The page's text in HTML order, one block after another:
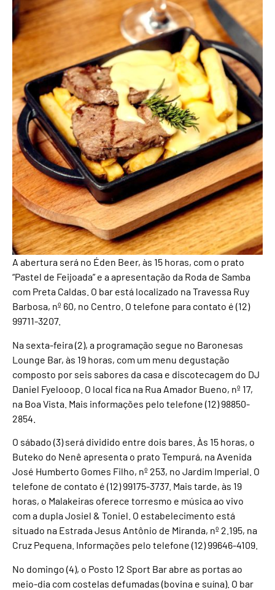
A abertura será no Éden Beer, às 15 horas, com o prato
“Pastel de Feijoada” e a apresentação da Roda de Samba
com Preta Caldas. O bar está localizado na Travessa Ruy
Barbosa, nº 60, no Centro. O telefone para contato é (12)
99711-3207.
Na sexta-feira (2), a programação segue no Baronesas
Lounge Bar, às 19 horas, com um menu degustação
composto por seis sabores da casa e discotecagem do DJ
Daniel Fyelooop. O local fica na Rua Amador Bueno, nº 17,
na Boa Vista. Mais informações pelo telefone (12) 98850-
2854.
O sábado (3) será dividido entre dois bares. Às 15 horas, o
Buteko do Nenê apresenta o prato Tempurá, na Avenida
José Humberto Gomes Filho, nº 253, no Jardim Imperial. O
telefone de contato é (12) 99175-3737. Mais tarde, às 19
horas, o Malakeiras oferece torresmo e música ao vivo
com a dupla Josiel & Toniel. O estabelecimento está
situado na Estrada Jesus Antônio de Miranda, nº 2.195, na
Cruz Pequena. Informações pelo telefone (12) 99646-4109.
No domingo (4), o Posto 12 Sport Bar abre as portas ao
meio-dia com costelas defumadas (bovina e suína). O bar